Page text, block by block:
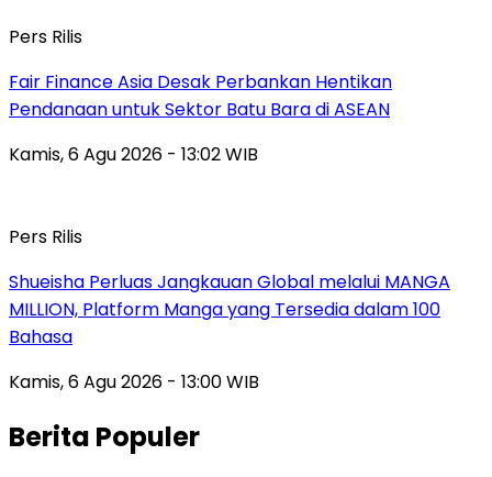
Pers Rilis
Fair Finance Asia Desak Perbankan Hentikan
Pendanaan untuk Sektor Batu Bara di ASEAN
Kamis, 6 Agu 2026 - 13:02 WIB
Pers Rilis
Shueisha Perluas Jangkauan Global melalui MANGA
MILLION, Platform Manga yang Tersedia dalam 100
Bahasa
Kamis, 6 Agu 2026 - 13:00 WIB
Berita Populer